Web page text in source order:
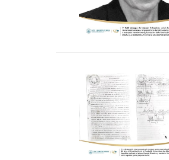
a su esposo Hernán Linares, la
creación de la Fundación
Universitaria Inpahu y Los
El 14 de mayo de 1982 se
constituyó este gran sueño,
materializado en la firma del
acta de constitución, en esta
fecha la Asamblea confirmó el